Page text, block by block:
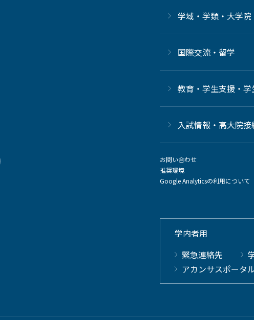
学域・学類・大学院
国際交流・留学
教育・学生支援・学
⼊試情報・高大院接
お問い合わせ
推奨環境
Google Analyticsの利用について
学内者用
緊急連絡先
アカンサスポータ